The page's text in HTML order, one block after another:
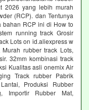
2026 yang lebih murah
(RCP). dan Tentunya
bahan RCP ini di How to
running track Grosir
Lots on id.aliexpress w
rubber track Lots,
32mm kombinasi track
Kualitas asli onemix Air
Track rubber Pabrik
Produksi Rubber
Importir Rubber Mat,